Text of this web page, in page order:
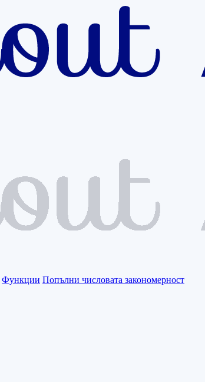
Функции Попълни числовата закономерност